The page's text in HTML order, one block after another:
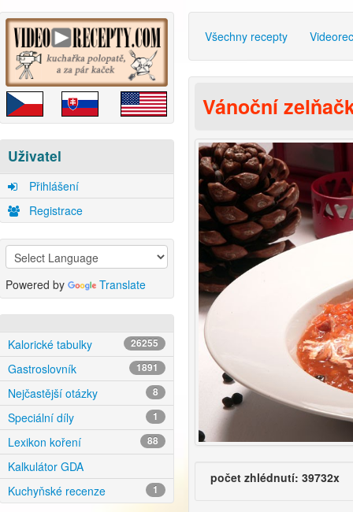
Uživatel
Přihlášení
Registrace
Powered by Translate
Kalorické tabulky 26255
Gastroslovník 1891
Nejčastější otázky 8
Speciální díly 1
Lexikon koření 88
Kalkulátor GDA
Kuchyňské recenze
1
Všechny recepty
Vánoční
počet zhlédnutí: 39732x